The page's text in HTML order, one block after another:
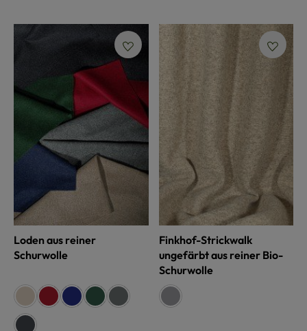
Loden aus reiner
Schurwolle
Farbe auswählen
beige rubinrotenzianblauwaldgrünsteingrau
schiefer
Finkhof-Strickwalk
ungefärbt aus reiner Bio-
Schurwolle
Farbe
grau